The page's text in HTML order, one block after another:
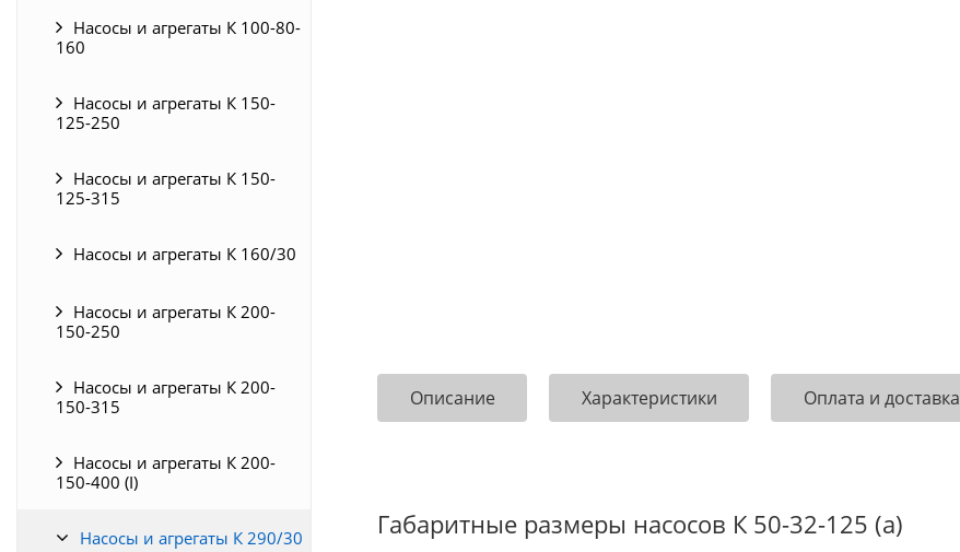
Насосы и агрегаты К 100-80-
160
Насосы и агрегаты К 150-
125-250
Насосы и агрегаты К 150-
125-315
Насосы и агрегаты К 160/30
Насосы и агрегаты К 200-
150-250
Насосы и агрегаты К 200-
150-315
Насосы и агрегаты К 200-
150-400 (I)
Насосы и агрегаты К 290/30
Описание Характеристики Оплата и доставка
Габаритные размеры насосов К 50-32-125 (а)